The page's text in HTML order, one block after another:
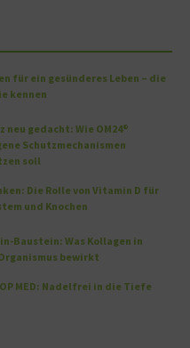
für ein gesünderes Leben – die
kennen
neu gedacht: Wie OM24®
Schutzmechanismen
soll
Die Rolle von Vitamin D für
und Knochen
Baustein: Was Kollagen in
bewirkt
MED: Nadelfrei in die Tiefe